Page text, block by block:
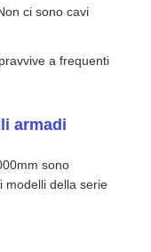
ci sono cavi
a frequenti
armadi
sono
modelli della serie